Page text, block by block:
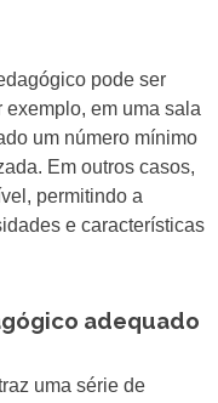
pode ser
em uma sala
um número mínimo
Em outros casos,
permitindo a
e características
adequado
uma série de